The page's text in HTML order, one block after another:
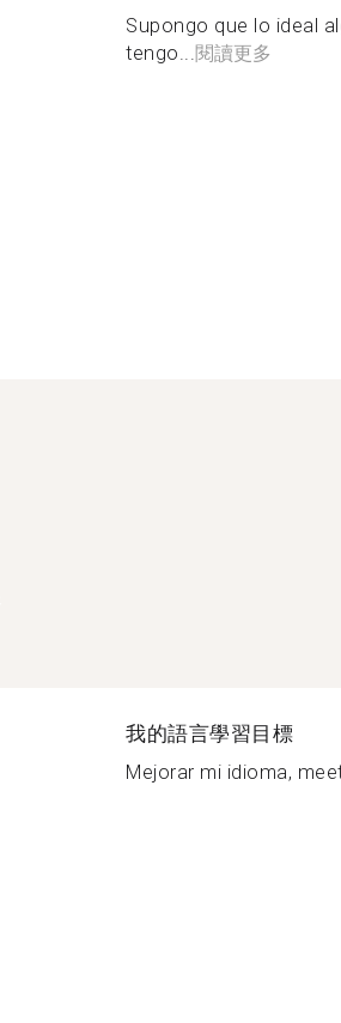
Supongo que lo ideal
tengo...閱讀更多
我的語言學習目標
Mejorar mi idioma,